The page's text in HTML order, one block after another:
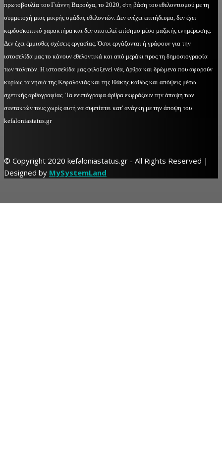
πρωτοβουλία του Γιάννη Βαρούχα, το 2020, στη βάση του εθελοντισμού με τη
συμμετοχή μιας μικρής ομάδας εθελοντών. Δεν ενέχει επιτήδευμα, δεν έχει
κερδοσκοπικό χαρακτήρα και δεν αποτελεί επίσημο μέσο μαζικής ενημέρωσης.
Δεν έχει έμμισθες σχέσεις εργασίας. Όσοι εργάζονται ή γράφουν για την
ιστοσελίδα μας το κάνουν εθελοντικά και από μεράκι προς τη δημοσιογραφία
των πολιτών. Η ιστοσελίδα μας φιλοξενεί νέα, άρθρα και δρώμενα που αφορούν
κυρίως τα νησιά της Κεφαλονιάς και της Ιθάκης καθώς και απόψεις μέσω
σχετικής αρθογραφίας. Τα ενυπόγραφα άρθρα εκφράζουν την άποψη των
συντακτών τους χωρίς αυτή να συμπίπτει κατ' ανάγκη με την άποψη του
kefaloniastatus.gr
© Copyright 2020 kefaloniastatus.gr - All Rights Reserved |
Designed by MySystemLand